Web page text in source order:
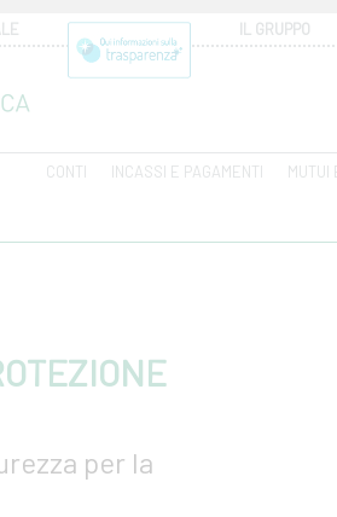
IL GRUPPO
CONTI INCASSI E PAGAMENTI MUTUI
per la